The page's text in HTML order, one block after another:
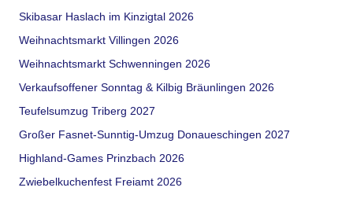
Skibasar Haslach im Kinzigtal 2026
Weihnachtsmarkt Villingen 2026
Weihnachtsmarkt Schwenningen 2026
Verkaufsoffener Sonntag & Kilbig Bräunlingen 2026
Teufelsumzug Triberg 2027
Großer Fasnet-Sunntig-Umzug Donaueschingen 2027
Highland-Games Prinzbach 2026
Zwiebelkuchenfest Freiamt 2026